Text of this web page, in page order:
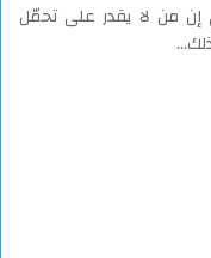
إن من لا يقدر على تحمّل